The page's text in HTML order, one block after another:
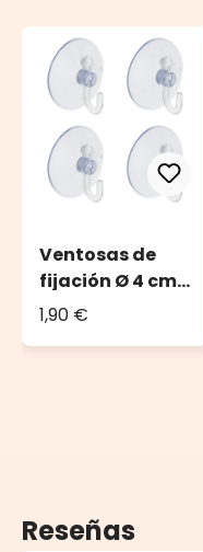
Ventosas de
fijación Ø 4 cm
(set de 4)
1,90 €
Reseñas